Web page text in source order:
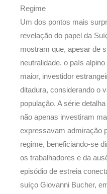
Regime
Um dos pontos mais
revelação do papel da
mostram que, apesar de
neutralidade, o país
maior, investidor
ditadura, considerando o
população. A série
não apenas investiram
expressavam admiração
regime, beneficiando-se
os trabalhadores e da
episódio de estreia
suíço Giovanni Bucher,